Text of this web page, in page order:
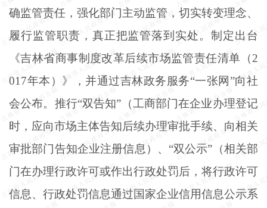
确监管责任，强化部门主动监管，切实转变理念、
履行监管职责，真正把监管落到实处。制定出台
《吉林省商事制度改革后续市场监管责任清单（2
017年本）》，并通过吉林政务服务“一张网”向社
会公布。推行“双告知”（工商部门在企业办理登记
时，应向市场主体告知后续办理审批手续、向相关
审批部门告知企业注册信息）、“双公示”（相关部
门在办理行政许可或作出行政处罚后，将行政许可
信息、行政处罚信息通过国家企业信用信息公示系